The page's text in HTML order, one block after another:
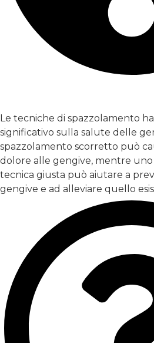
Le tecniche di spazzolamento
significativo sulla salute delle
spazzolamento scorretto può
dolore alle gengive, mentre
tecnica giusta può aiutare a
gengive e ad alleviare quello